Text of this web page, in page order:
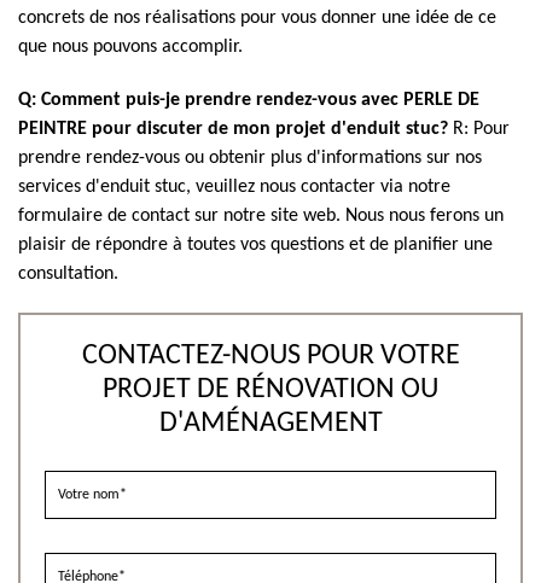
concrets de nos réalisations pour vous donner une idée de ce
que nous pouvons accomplir.
Q: Comment puis-je prendre rendez-vous avec PERLE DE
PEINTRE pour discuter de mon projet d'enduit stuc? R: Pour
prendre rendez-vous ou obtenir plus d'informations sur nos
services d'enduit stuc, veuillez nous contacter via notre
formulaire de contact sur notre site web. Nous nous ferons un
plaisir de répondre à toutes vos questions et de planifier une
consultation.
CONTACTEZ-NOUS POUR VOTRE
PROJET DE RÉNOVATION OU
D'AMÉNAGEMENT